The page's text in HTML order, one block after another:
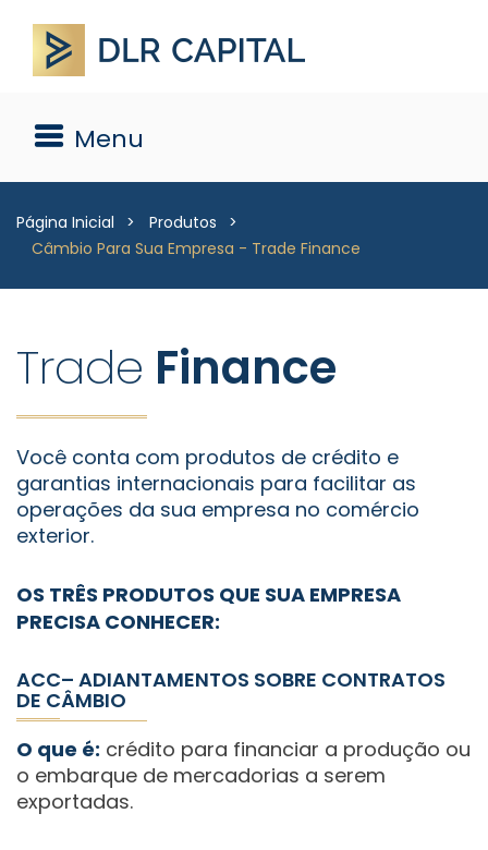
Menu
Página Inicial
Produtos
Câmbio Para Sua Empresa - Trade Finance
Trade Finance
Você conta com produtos de crédito e
garantias internacionais para facilitar as
operações da sua empresa no comércio
exterior.
OS TRÊS PRODUTOS QUE SUA EMPRESA
PRECISA CONHECER:
ACC– ADIANTAMENTOS SOBRE CONTRATOS
DE CÂMBIO
O que é: crédito para financiar a produção ou
o embarque de mercadorias a serem
exportadas.